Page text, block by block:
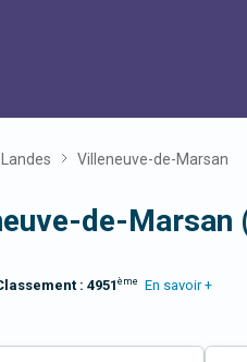
Landes Villeneuve-de-Marsan
de-Marsan
: 4951 ème En savoir +